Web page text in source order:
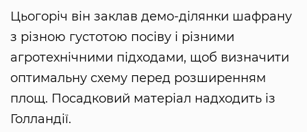
Цьогоріч він заклав демо-ділянки шафрану
з різною густотою посіву і різними
агротехнічними підходами, щоб визначити
оптимальну схему перед розширенням
площ. Посадковий матеріал надходить із
Голландії.